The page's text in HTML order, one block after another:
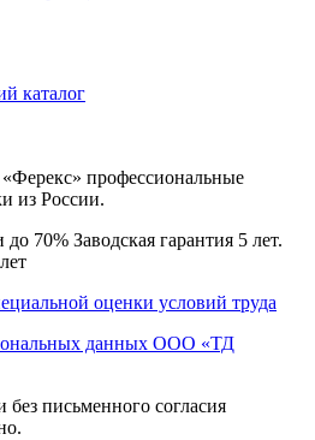
каталог
профессиональные
из России.
70% Заводская гарантия 5 лет.
оценки условий труда
данных ООО «ТД
письменного согласия